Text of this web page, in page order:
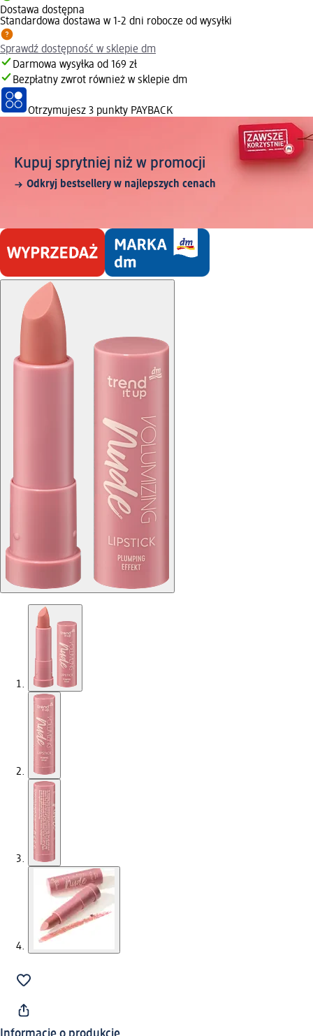
Dostawa dostępna
Standardowa dostawa w 1-2 dni robocze od wysyłki
Sprawdź dostępność w sklepie dm
Darmowa wysyłka od 169 zł
Bezpłatny zwrot również w sklepie dm
Otrzymujesz 3 punkty PAYBACK
Kupuj sprytniej niż w promocji
Odkryj bestsellery w najlepszych cenach